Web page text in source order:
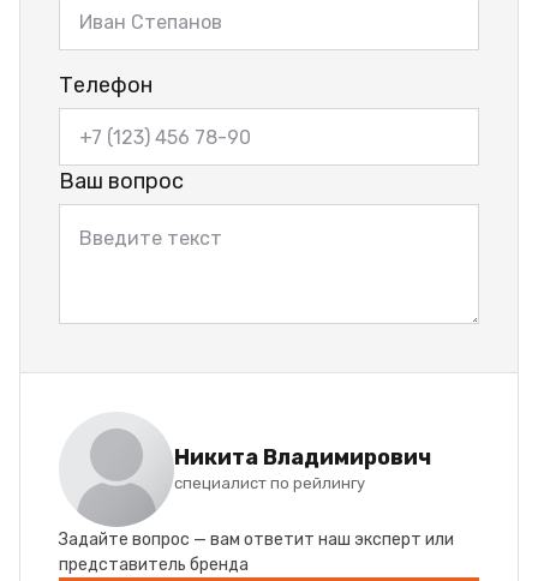
Телефон
Ваш вопрос
Никита Владимирович
специалист по рейлингу
Задайте вопрос — вам ответит наш эксперт или
представитель бренда